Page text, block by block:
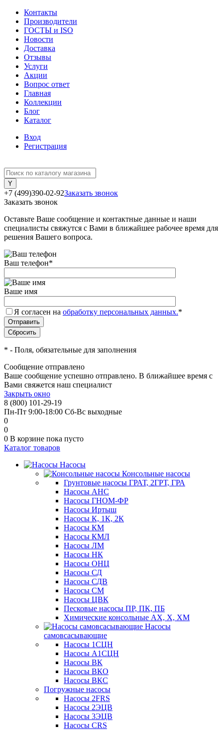
Контакты
Производители
ГОСТЫ и ISO
Новости
Доставка
Отзывы
Услуги
Акции
Вопрос ответ
Главная
Коллекции
Блог
Каталог
Вход
Регистрация
+7 (499)390-02-92Заказать звонок
Заказать звонок
Оставьте Ваше сообщение и контактные данные и наши
специалисты свяжутся с Вами в ближайшее рабочее время для
решения Вашего вопроса.
Ваш телефон*
Ваше имя
Я согласен на обработку персональных данных.*
* - Поля, обязательные для заполнения
Сообщение отправлено
Ваше сообщение успешно отправлено. В ближайшее время с
Вами свяжется наш специалист
Закрыть окно
8 (800) 101-29-19
Пн-Пт 9:00-18:00 Сб-Вс выходные
0
0
0 В корзине пока пусто
Каталог товаров
Насосы
Консольные насосы
Грунтовые насосы ГРАТ, 2ГРТ, ГРА
Насосы АНС
Насосы ГНОМ-ФР
Насосы Иртыш
Насосы К, 1К, 2К
Насосы КМ
Насосы КМЛ
Насосы ЛМ
Насосы НК
Насосы ОНЦ
Насосы СД
Насосы СДВ
Насосы СМ
Насосы ЦВК
Песковые насосы ПР, ПК, ПБ
Химические консольные АХ, Х, ХМ
Насосы
самовсасывающие
Насосы 1СЦН
Насосы А1СЦН
Насосы ВК
Насосы ВКО
Насосы ВКС
Погружные насосы
Насосы 2FRS
Насосы 2ЭЦВ
Насосы 3ЭЦВ
Насосы CRS